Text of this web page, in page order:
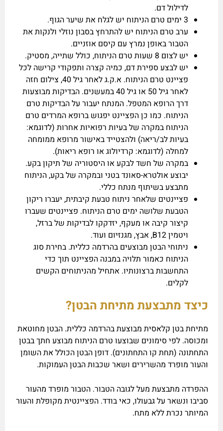
לדילול דם.
3 ימים טרם הניתוח יש לגלח את שיער הגוף.
ערב טרם הניתוח יש להתרחץ בסבון נוזלי ולנקות את
הטבור באופן נמרץ עם קיסם אוזניים.
יש לצום 8 שעות טרם הניתוח, כולל שתייה, מסטיק.
יש לבצע ספירת דם, כמיה קצרה ותפקודי קרישה לכל
פציינט טרם הניתוח. א.ק.ג לאחר גיל 40, צילום חזה
לאחר גיל 50 או גיל 40 במעשנים. הבדיקות מבוצעות
דרך הרופא המטפל. המנתח יעבור על הבדיקות טרם
הניתוח. כמו כן הפציינט יפגוש ברופא המרדים טרם
הניתוח במקרה של בעיות רפואיות אחרות (לדוגמא:
בעיות לב/ריאה) ולהצטייד באישור מרופא ממומחה
למחלה (לדוגמא: קרדיולוג או רופא ריאות).
במקרה של חשד לבקע או היסטוריה של תיקון בקע.
יבוצע אולטרא-סאונד בטני ובמקרה של בקע, הניתוח
מתבצע בשיתוף מנתח כללי.
פציינטים שלאחר ניתוח טבעת קיבתית, יעברו ריקון
הטבעת שלושה ימים טרם הניתוח. פציינטים שעברו
קיצור קיבה או מעקף, יזדקקו לבדיקות של ברזל,
ויטמין B12, אבץ, מגנזיום ועוד.
ניתוחי הבטן מבוצעים בהרדמה כללית. בחירת סוג
הניתוח כאמור תלויה במבנה הפציינט תוך כדי
התחשבות ברצונותיו. אתחיל מהניתוחים הקשים
לקלים.
כיצד מתבצעת מתיחת הבטן?
מתיחת בטן קלאסית מבוצעת בהרדמה כללית. הבטן מחוטאת
ומכוסה. לפי סימונים שבוצעו טרם הניתוח מבוצע חתך בבטן
התחתונה (תחת קו התחתונים). דופן הבטן הכולל את השומן
והעור מופרד מהשרירים ושאר שכבות הבטן העמוקות.
ההפרדה מתבצעת מעל לגובה הטבור. הטבור מופרד מהעור
סביבו ונשאר על גבעולו, כאי בודד. הפציינטית מקופלת והעור
המיותר נכרת ללא מתח.